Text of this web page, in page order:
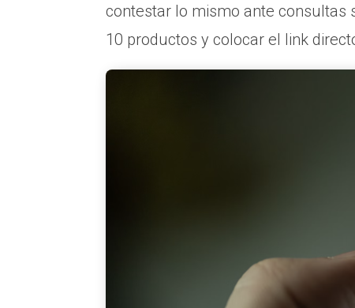
contestar lo mismo ante consultas
10 productos y colocar el link